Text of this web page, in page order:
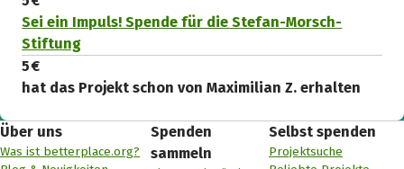
Sei ein Impuls! Spende für die Stefan-Morsch-
Stiftung
5 €
hat das Projekt schon von Maximilian Z. erhalten
Über uns
Was ist betterplace.org?
Spenden
sammeln
Selbst spenden
Projektsuche